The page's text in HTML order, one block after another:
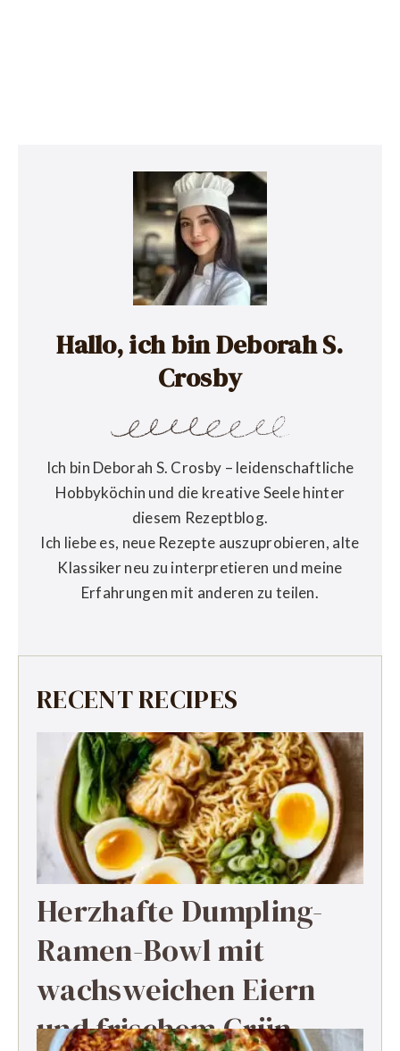
Hallo, ich bin Deborah S.
Crosby
Ich bin Deborah S. Crosby – leidenschaftliche
Hobbyköchin und die kreative Seele hinter
diesem Rezeptblog.
Ich liebe es, neue Rezepte auszuprobieren, alte
Klassiker neu zu interpretieren und meine
Erfahrungen mit anderen zu teilen.
RECENT RECIPES
Herzhafte Dumpling-
Ramen-Bowl mit
wachsweichen Eiern
und frischem Grün